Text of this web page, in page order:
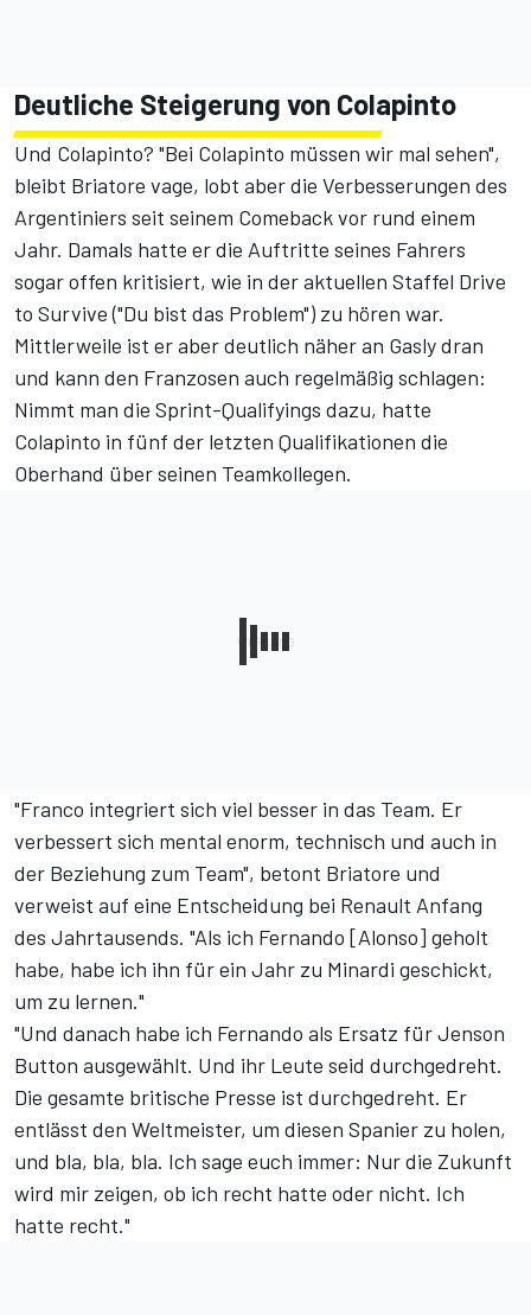
Deutliche Steigerung von Colapinto
Und Colapinto? "Bei Colapinto müssen wir mal sehen",
bleibt Briatore vage, lobt aber die Verbesserungen des
Argentiniers seit seinem Comeback vor rund einem
Jahr. Damals hatte er die Auftritte seines Fahrers
sogar offen kritisiert, wie in der aktuellen Staffel Drive
to Survive ("Du bist das Problem") zu hören war.
Mittlerweile ist er aber deutlich näher an Gasly dran
und kann den Franzosen auch regelmäßig schlagen:
Nimmt man die Sprint-Qualifyings dazu, hatte
Colapinto in fünf der letzten Qualifikationen die
Oberhand über seinen Teamkollegen.
"Franco integriert sich viel besser in das Team. Er
verbessert sich mental enorm, technisch und auch in
der Beziehung zum Team", betont Briatore und
verweist auf eine Entscheidung bei Renault Anfang
des Jahrtausends. "Als ich Fernando [Alonso] geholt
habe, habe ich ihn für ein Jahr zu Minardi geschickt,
um zu lernen."
"Und danach habe ich Fernando als Ersatz für Jenson
Button ausgewählt. Und ihr Leute seid durchgedreht.
Die gesamte britische Presse ist durchgedreht. Er
entlässt den Weltmeister, um diesen Spanier zu holen,
und bla, bla, bla. Ich sage euch immer: Nur die Zukunft
wird mir zeigen, ob ich recht hatte oder nicht. Ich
hatte recht."